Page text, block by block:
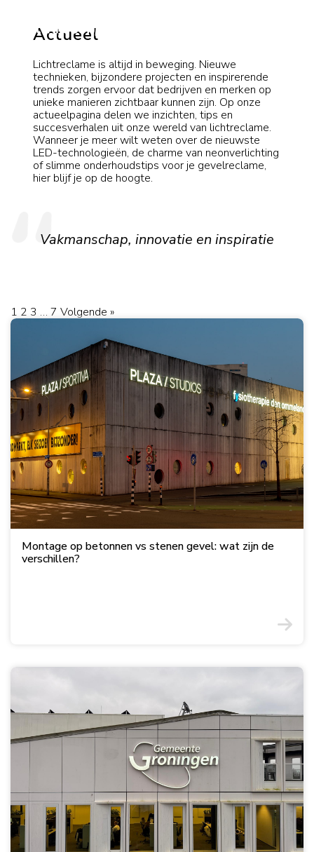
Actueel
Lichtreclame is altijd in beweging. Nieuwe
technieken, bijzondere projecten en inspirerende
trends zorgen ervoor dat bedrijven en merken op
unieke manieren zichtbaar kunnen zijn. Op onze
actueelpagina delen we inzichten, tips en
succesverhalen uit onze wereld van lichtreclame.
Wanneer je meer wilt weten over de nieuwste
LED-technologieën, de charme van neonverlichting
of slimme onderhoudstips voor je gevelreclame,
hier blijf je op de hoogte.
Vakmanschap, innovatie en inspiratie
1 2 3 … 7 Volgende »
Montage op betonnen vs stenen gevel: wat zijn de
verschillen?